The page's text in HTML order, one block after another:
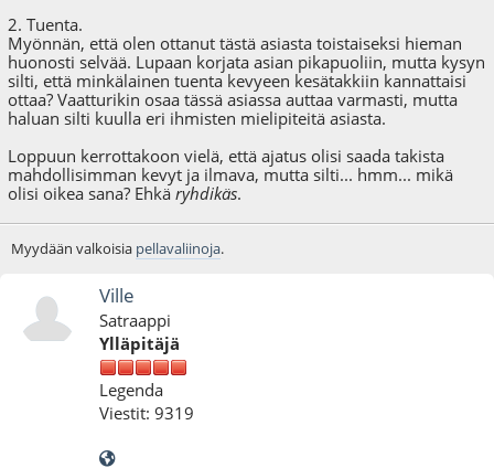
2. Tuenta.
Myönnän, että olen ottanut tästä asiasta toistaiseksi hieman
huonosti selvää. Lupaan korjata asian pikapuoliin, mutta kysyn
silti, että minkälainen tuenta kevyeen kesätakkiin kannattaisi
ottaa? Vaatturikin osaa tässä asiassa auttaa varmasti, mutta
haluan silti kuulla eri ihmisten mielipiteitä asiasta.
Loppuun kerrottakoon vielä, että ajatus olisi saada takista
mahdollisimman kevyt ja ilmava, mutta silti... hmm... mikä
olisi oikea sana? Ehkäryhdikäs.
Myydään valkoisia pellavaliinoja.
Ville
Satraappi
Ylläpitäjä
Legenda
Viestit: 9319